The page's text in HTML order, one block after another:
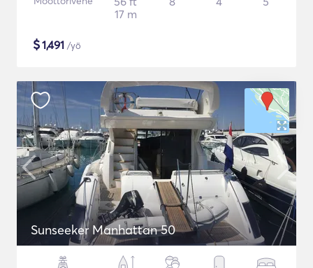
17 m
$1,491 /yö
Sunseeker Manhattan 50